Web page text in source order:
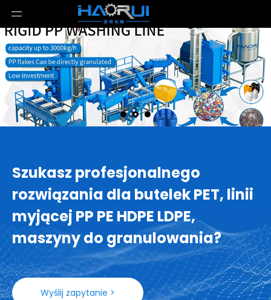
Szukasz profesjonalnego
rozwiązania dla butelek PET, linii
myjącej PP PE HDPE LDPE,
maszyny do granulowania?
Wyślij zapytanie >